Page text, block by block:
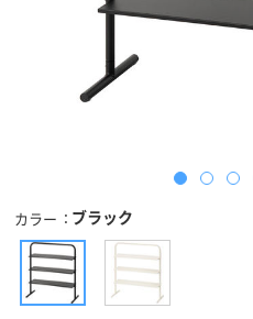
カラー ブラック